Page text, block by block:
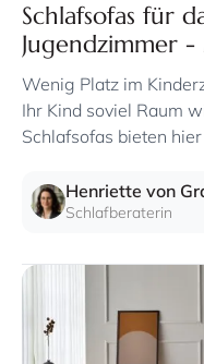
Schlafsofas für
Jugendzimmer
Aufwachsen
Wenig Platz im
Ihr Kind soviel Raum
Schlafsofas bieten
Freunde.Henriette von
Schlafberaterin